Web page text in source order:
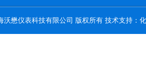
沃懋仪表科技有限公司 版权所有 技术支持：